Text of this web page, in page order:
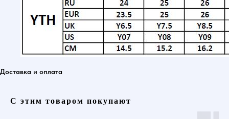
Доставка и оплата
С этим товаром покупают